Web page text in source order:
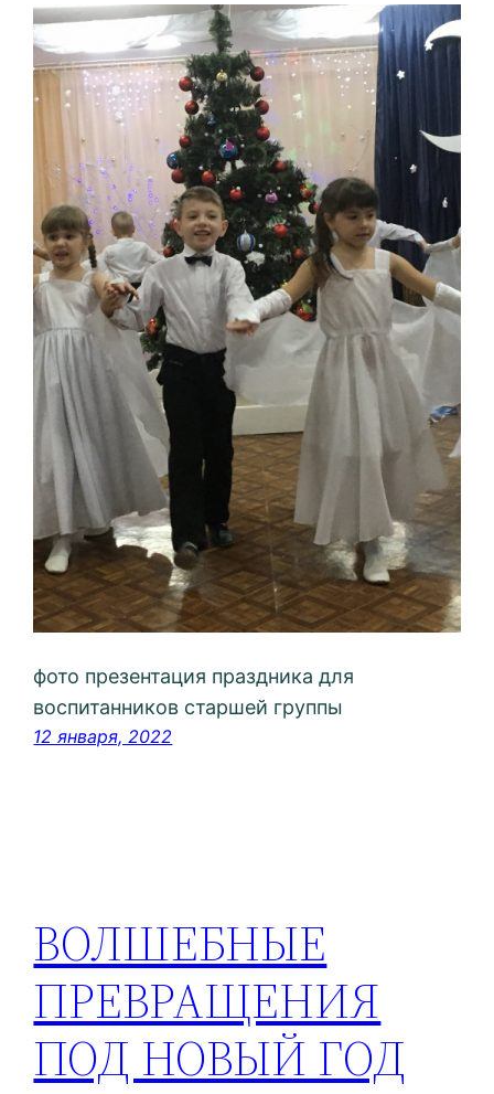
фото презентация праздника для
воспитанников старшей группы
12 января, 2022
ВОЛШЕБНЫЕ
ПРЕВРАЩЕНИЯ
ПОД НОВЫЙ ГОД